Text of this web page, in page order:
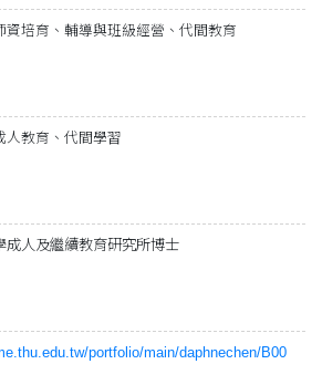
資培育、輔導與班級經營、代間教育
人教育、代間學習
成人及繼續教育研究所博士
portfolio/main/daphnechen/B00